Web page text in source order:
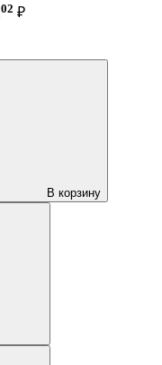
02 ₽
В корзину